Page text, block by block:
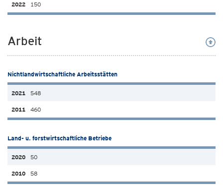
150
Arbeit
Nichtlandwirtschaftliche Arbeitsstätten
548
460
Land- u. forstwirtschaftliche Betriebe
50
58